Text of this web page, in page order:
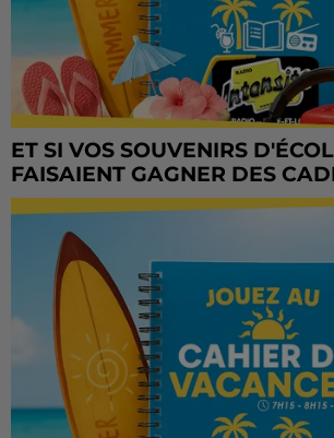
ET SI VOS SOUVENIRS
FAISAIENT GAGNER DES